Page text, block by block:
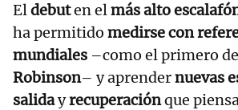
Eldebuten elmás alto
ha permitido medirse con
mundiales –como el primero
Robinson– y aprendernuevas
salidayrecuperaciónque